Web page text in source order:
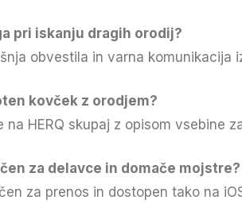
pri iskanju dragih orodij?
obvestila in varna
kovček z orodjem?
na HERQ skupaj z opisom vsebine
za delavce in domače mojstre?
za prenos in dostopen tako na